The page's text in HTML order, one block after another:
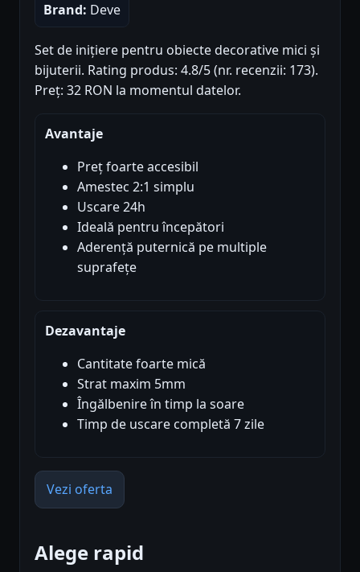
Brand: Deve
Set de inițiere pentru obiecte decorative mici și
bijuterii. Rating produs: 4.8/5 (nr. recenzii: 173).
Preț: 32 RON la momentul datelor.
Avantaje
Preț foarte accesibil
Amestec 2:1 simplu
Uscare 24h
Ideală pentru începători
Aderență puternică pe multiple
suprafețe
Dezavantaje
Cantitate foarte mică
Strat maxim 5mm
Îngălbenire în timp la soare
Timp de uscare completă 7 zile
Vezi oferta
Alege rapid